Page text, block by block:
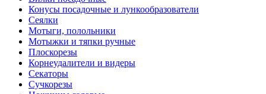
Конусы посадочные и лункообразователи
Сеялки
Мотыги, полольники
Мотыжки и тяпки ручные
Плоскорезы
Корнеудалители и видеры
Секаторы
Сучкорезы